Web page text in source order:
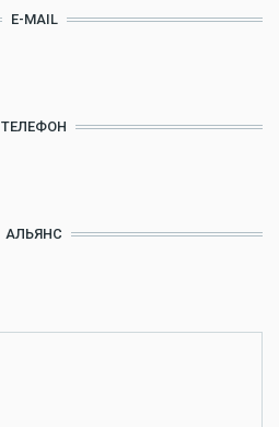
E-MAIL
ТЕЛЕФОН
АЛЬЯНС